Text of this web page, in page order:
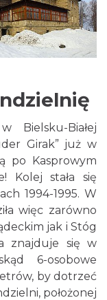
Bielsku-Białej
Girak” już w
po Kasprowym
Kolej stała się
1994-1995. W
więc zarówno
jak i Stóg
znajduje się w
6-osobowe
by dotrzeć
położonej